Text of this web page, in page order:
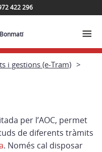
422 296
i gestions (e-Tram)
per l’AOC, permet
de diferents tràmits
. Només cal disposar